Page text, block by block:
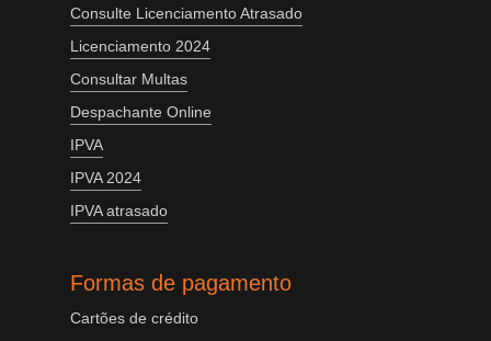
Consulte Licenciamento Atrasado
Licenciamento 2024
Consultar Multas
Despachante Online
IPVA
IPVA 2024
IPVA atrasado
Formas de pagamento
Cartões de crédito